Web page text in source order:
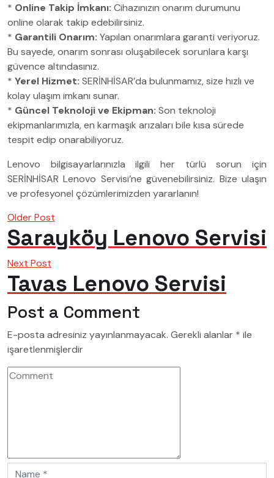
* Online Takip İmkanı: Cihazınızın onarım durumunu
online olarak takip edebilirsiniz.
* Garantili Onarım: Yapılan onarımlara garanti veriyoruz.
Bu sayede, onarım sonrası oluşabilecek sorunlara karşı
güvence altındasınız.
* Yerel Hizmet: SERİNHİSAR’da bulunmamız, size hızlı ve
kolay ulaşım imkanı sunar.
* Güncel Teknoloji ve Ekipman: Son teknoloji
ekipmanlarımızla, en karmaşık arızaları bile kısa sürede
tespit edip onarabiliyoruz.
Lenovo bilgisayarlarınızla ilgili her türlü sorun için
SERİNHİSAR Lenovo Servisi’ne güvenebilirsiniz. Bize ulaşın
ve profesyonel çözümlerimizden yararlanın!
Older Post
Sarayköy Lenovo Servisi
Next Post
Tavas Lenovo Servisi
Post a Comment
E-posta adresiniz yayınlanmayacak. Gerekli alanlar * ile
işaretlenmişlerdir